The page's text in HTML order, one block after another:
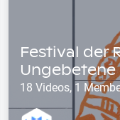
Festival der
Ungebetene
18 Videos, 1